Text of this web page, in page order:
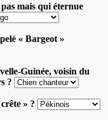
mais qui éternue
« Bargeot »
Guinée, voisin du
?
» ?